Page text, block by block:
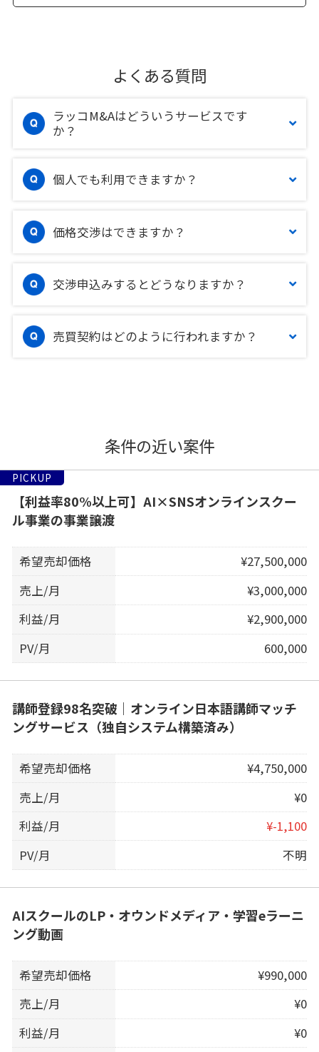
よくある質問
ラッコM&Aはどういうサービスです
か？
個人でも利用できますか？
価格交渉はできますか？
交渉申込みするとどうなりますか？
売買契約はどのように行われますか？
条件の近い案件
PICKUP
【利益率80%以上可】AI×SNSオンラインスクー
ル事業の事業譲渡
希望売却価格
¥27,500,000
売上/月
¥3,000,000
利益/月
¥2,900,000
PV/月
600,000
講師登録98名突破｜オンライン日本語講師マッチ
ングサービス（独自システム構築済み）
希望売却価格
¥4,750,000
売上/月
¥0
利益/月
¥-1,100
PV/月
不明
AIスクールのLP・オウンドメディア・学習eラーニ
ング動画
希望売却価格
¥990,000
売上/月
¥0
利益/月
¥0